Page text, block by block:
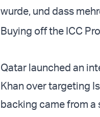
wurde, und dass
Buying off the ICC
Qatar launched an
Khan over targeting
backing came from a